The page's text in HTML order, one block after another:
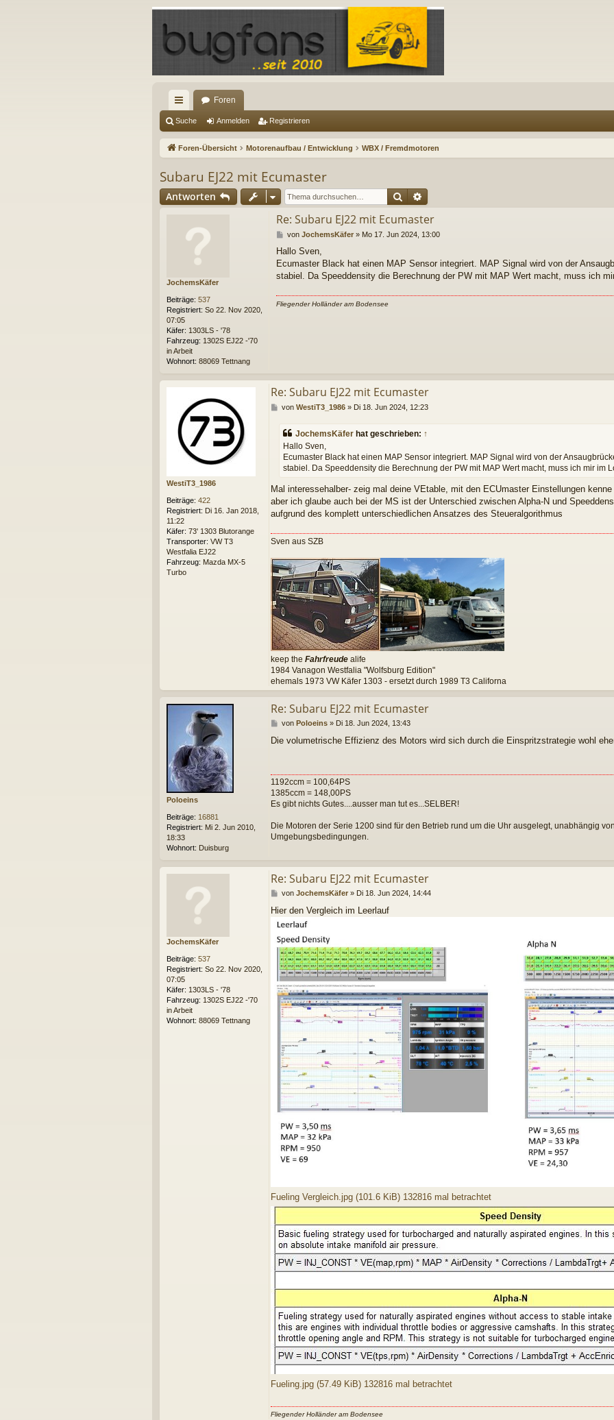
ch
ne
ug
riff
Foren
Suche Anmelden Registrieren
Foren-Übersicht Motorenaufbau / Entwicklung WBX / Fremdmotoren
Subaru EJ22 mit Ecumaster
Antworten Suche
JochemsKäfer
Beiträge: 537
Registriert: So 22. Nov 2020,
07:05
Käfer: 1303LS - '78
Fahrzeug: 1302S EJ22 -'70
in Arbeit
Wohnort: 88069 Tettnang
Re: Subaru EJ22 mit Ecumaster
B
i
t
r
g
von JochemsKäfer» Mo 17. Jun 2024, 13:00
Hallo Sven,
Ecumaster Black hat einen MAP Sensor integriert. MAP Signal wird von der
stabiel. Da Speeddensity die Berechnung der PW mit MAP Wert macht, muss ich
Fliegender Holländer am Bodensee
WestiT3_1986
Beiträge: 422
Registriert: Di 16. Jan 2018,
11:22
Käfer: 73' 1303 Blutorange
Transporter: VW T3
Westfalia EJ22
Fahrzeug: Mazda MX-5
Turbo
Re: Subaru EJ22 mit Ecumaster
Bvon WestiT3_1986» Di 18. Jun 2024, 12:23
JochemsKäfer hat geschrieben: ↑
Hallo Sven,
Ecumaster Black hat einen MAP Sensor integriert. MAP Signal wird von der
stabiel. Da Speeddensity die Berechnung der PW mit MAP Wert macht, muss ich mir im
Mal interessehalber- zeig mal deine VEtable, mit den ECUmaster Einstellungen
aber ich glaube auch bei der MS ist der Unterschied zwischen Alpha-N und
aufgrund des komplett unterschiedlichen Ansatzes des Steueralgorithmus
Sven aus SZB
keep the Fahrfreude alife
1984 Vanagon Westfalia "Wolfsburg Edition"
ehemals 1973 VW Käfer 1303 - ersetzt durch 1989 T3 Californa
Poloeins
Beiträge: 16881
Registriert: Mi 2. Jun 2010,
18:33
Wohnort: Duisburg
Re: Subaru EJ22 mit Ecumaster
B
i
a
g
von Poloeins» Di 18. Jun 2024, 13:43
Die volumetrische Effizienz des Motors wird sich durch die Einspritzstrategie wohl
1192ccm = 100,64PS
1385ccm = 148,00PS
Es gibt nichts Gutes....ausser man tut es...SELBER!
Die Motoren der Serie 1200 sind für den Betrieb rund um die Uhr ausgelegt, unabhängig
Umgebungsbedingungen.
JochemsKäfer
Beiträge: 537
Registriert: So 22. Nov 2020,
07:05
Käfer: 1303LS - '78
Fahrzeug: 1302S EJ22 -'70
in Arbeit
Wohnort: 88069 Tettnang
Re: Subaru EJ22 mit Ecumaster
B
i
t
a
g
von JochemsKäfer» Di 18. Jun 2024, 14:44
Hier den Vergleich im Leerlauf
Fueling Vergleich.jpg (101.6 KiB) 132816 mal betrachtet
Fueling.jpg (57.49 KiB) 132816 mal betrachtet
Fliegender Holländer am Bodensee